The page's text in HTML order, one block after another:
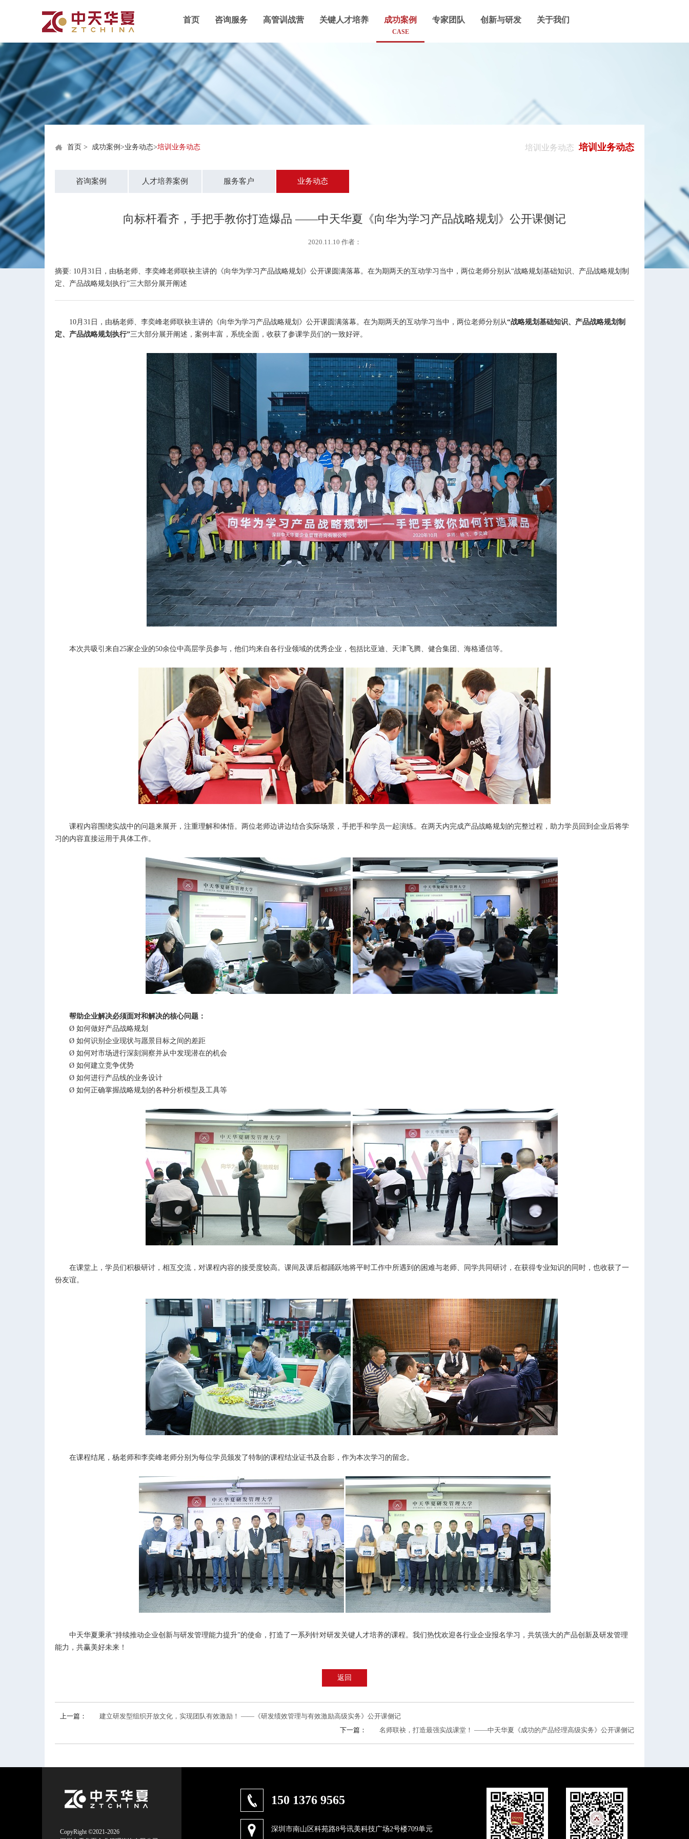
首页 咨询服务 高管训战营 关键人才培养 成功案例
CASE
专家团队 创新与研发 关于我们
首页 > 成功案例 >业务动态>培训业务动态 培训业务动态 培训业务动态
咨询案例 人才培养案例 服务客户 业务动态
向标杆看齐，手把手教你打造爆品 ——中天华夏《向华为学习产品战略规划》公开课侧记
2020.11.10 作者：
摘要: 10月31日，由杨老师、李奕峰老师联袂主讲的《向华为学习产品战略规划》公开课圆满落幕。在为期两天的互动学习当中，两位老师分别从“战略规划基础知识、产品战略规划制
定、产品战略规划执行”三大部分展开阐述
10月 31 日，由杨老师、李奕峰老师联袂主讲的《向华为学习产品战略规划》公开课圆满落幕。在为期两天的互动学习当中，两位老师分别从“战略规划基础知识、产品战略规划制
定、产品战略规划执行”三大部分展开阐述，案例丰富，系统全面，收获了参课学员们的一致好评。
本次共吸引来自25家企业的50余位中高层学员参与，他们均来自各行业领域的优秀企业，包括比亚迪、天津飞腾、健合集团、海格通信等。
课程内容围绕实战中的问题来展开，注重理解和体悟。两位老师边讲边结合实际场景，手把手和学员一起演练。在两天内完成产品战略规划的完整过程，助力学员回到企业后将学
习的内容直接运用于具体工作。
帮助企业解决必须面对和解决的核心问题：
Ø 如何做好产品战略规划
Ø 如何识别企业现状与愿景目标之间的差距
Ø 如何对市场进行深刻洞察并从中发现潜在的机会
Ø 如何建立竞争优势
Ø 如何进行产品线的业务设计
Ø 如何正确掌握战略规划的各种分析模型及工具等
在课堂上，学员们积极研讨，相互交流，对课程内容的接受度较高。课间及课后都踊跃地将平时工作中所遇到的困难与老师、同学共同研讨，在获得专业知识的同时，也收获了一
份友谊。
在课程结尾，杨老师和李奕峰老师分别为每位学员颁发了特制的课程结业证书及合影，作为本次学习的留念。
中天华夏秉承“持续推动企业创新与研发管理能力提升”的使命，打造了一系列针对研发关键人才培养的课程。我们热忱欢迎各行业企业报名学习，共筑强大的产品创新及研发管理
能力，共赢美好未来！
返回
上一篇：
建立研发型组织开放文化，实现团队有效激励！ ——《研发绩效管理与有效激励高级实务》公开课侧记
下一篇：
名师联袂，打造最强实战课堂！ ——中天华夏《成功的产品经理高级实务》公开课侧记
CopyRight ©2021-2026
150 1376 9565
深圳市南山区科苑路8号讯美科技广场2号楼709单元